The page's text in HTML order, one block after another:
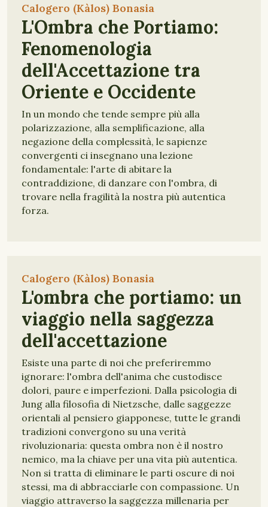
Calogero (Kàlos) Bonasia
L'Ombra che Portiamo:
Fenomenologia
dell'Accettazione tra
Oriente e Occidente
In un mondo che tende sempre più alla
polarizzazione, alla semplificazione, alla
negazione della complessità, le sapienze
convergenti ci insegnano una lezione
fondamentale: l'arte di abitare la
contraddizione, di danzare con l'ombra, di
trovare nella fragilità la nostra più autentica
forza.
Calogero (Kàlos) Bonasia
L'ombra che portiamo: un
viaggio nella saggezza
dell'accettazione
Esiste una parte di noi che preferiremmo
ignorare: l'ombra dell'anima che custodisce
dolori, paure e imperfezioni. Dalla psicologia di
Jung alla filosofia di Nietzsche, dalle saggezze
orientali al pensiero giapponese, tutte le grandi
tradizioni convergono su una verità
rivoluzionaria: questa ombra non è il nostro
nemico, ma la chiave per una vita più autentica.
Non si tratta di eliminare le parti oscure di noi
stessi, ma di abbracciarle con compassione. Un
viaggio attraverso la saggezza millenaria per